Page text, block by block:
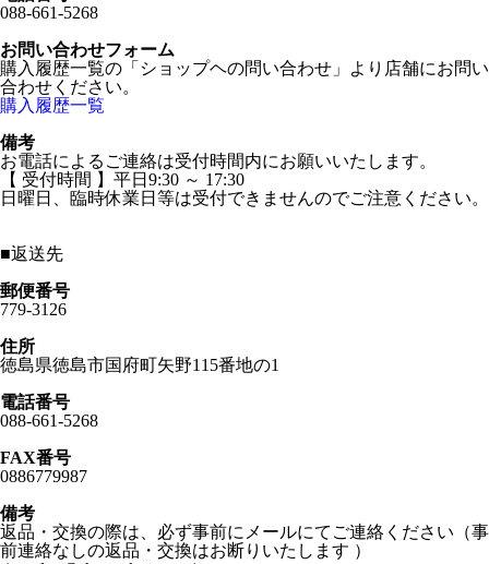
088-661-5268
お問い合わせフォーム
購入履歴一覧の「ショップヘの問い合わせ」より店舗にお問い
合わせください。
購入履歴一覧
備考
お電話によるご連絡は受付時間内にお願いいたします。
【 受付時間 】平日9:30 ～ 17:30
日曜日、臨時休業日等は受付できませんのでご注意ください。
■返送先
郵便番号
779-3126
住所
徳島県徳島市国府町矢野115番地の1
電話番号
088-661-5268
FAX番号
0886779987
備考
返品・交換の際は、必ず事前にメールにてご連絡ください（事
前連絡なしの返品・交換はお断りいたします ）